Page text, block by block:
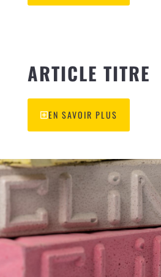
ARTICLE TITRE
EN SAVOIR PLUS